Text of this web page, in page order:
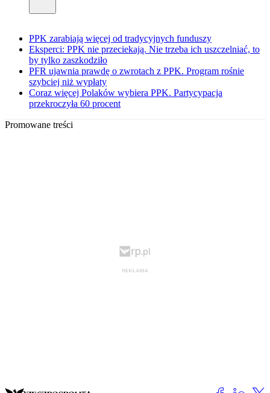
PPK zarabiają więcej od tradycyjnych funduszy
Eksperci: PPK nie przeciekają. Nie trzeba ich uszczelniać, to
by tylko zaszkodziło
PFR ujawnia prawdę o zwrotach z PPK. Program rośnie
szybciej niż wypłaty
Coraz więcej Polaków wybiera PPK. Partycypacja
przekroczyła 60 procent
Promowane treści